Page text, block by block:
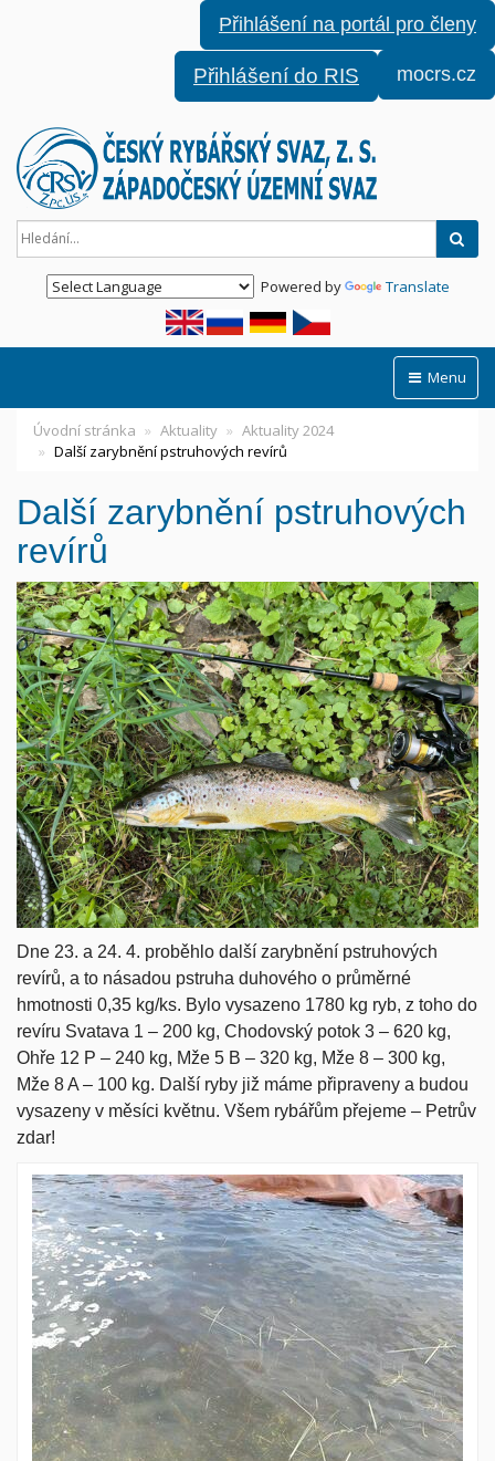
Přihlášení na portál pro členy
Přihlášení do RIS mocrs.cz
Powered by Translate
Menu
Úvodní stránka Aktuality
Aktuality 2024
Další zarybnění pstruhových revírů
Další zarybnění pstruhových
revírů
Dne 23. a 24. 4. proběhlo další zarybnění pstruhových
revírů, a to násadou pstruha duhového o průměrné
hmotnosti 0,35 kg/ks. Bylo vysazeno 1780 kg ryb, z toho do
revíru Svatava 1 – 200 kg, Chodovský potok 3 – 620 kg,
Ohře 12 P – 240 kg, Mže 5 B – 320 kg, Mže 8 – 300 kg,
Mže 8 A – 100 kg. Další ryby již máme připraveny a budou
vysazeny v měsíci květnu. Všem rybářům přejeme – Petrův
zdar!